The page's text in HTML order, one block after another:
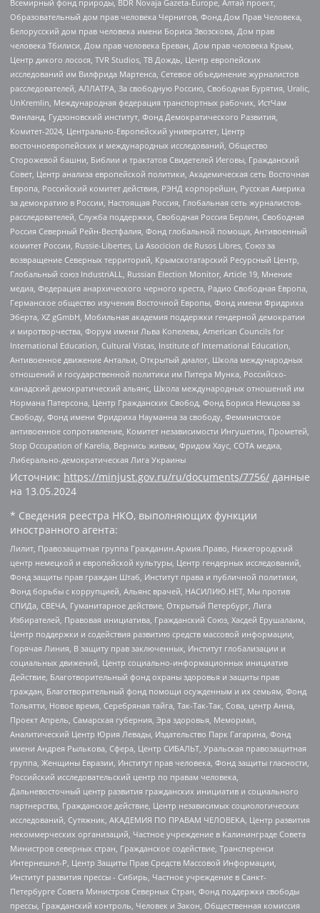
Всемирный фонд природы, BDR Novaja Gazeta-Europe, Алтай проект,
Образовательный дом прав человека Чернигов, Фонд Дом Прав Человека,
Белорусский дом прав человека имени Бориса Звозскова, Дом прав
человека Тбилиси, Дом прав человека Ереван, Дом прав человека Крым,
Центр дикого лосося, TVR Studios, ТВ Дождь, Центр европейских
исследований им Вилфрида Мартенса, Сетевое объединение журналистов
расследователей, АЛЛАТРА, За свободную Россию, Свободная Бурятия, Uralic,
UnKremlin, Международная федерация транспортных рабочих, ИстЧам
Финланд, Гудзоновский институт, Фонд Демократического Развития,
Комитет-2024, Центрально-Европейский университет, Центр
восточноевропейских и международных исследований, Общество
Сторожевой башни, Библии и трактатов Свидетелей Иеговы, Гражданский
Совет, Центр анализа европейской политики, Академическая сеть Восточная
Европа, Российский комитет действия, РЭНД корпорейшн, Русская Америка
за демократию в России, Настоящая Россия, Глобальная сеть журналистов-
расследователей, Служба поддержки, Свободная Россия Берлин, Свободная
Россия Северный Рейн-Вестфалия, Фонд глобальной помощи, Антивоенный
комитет России, Russie-Libertes, La Asocicion de Rusos Libres, Союз за
возвращение Северных территорий, Крымскотатарский Ресурсный Центр,
Глобальный союз IndustriALL, Russian Election Monitor, Article 19, Мнение
медиа, Федерация анархического черного креста, Радио Свободная Европа,
Германское общество изучения Восточной Европы, Фонд имени Фридриха
Эберта, XZ gGmbH, Мобильная академия поддержки гендерной демократии
и миротворчества, Форум имени Льва Копелева, American Councils for
International Education, Cultural Vistas, Institute of International Education,
Антивоенное движение Антальи, Открытый диалог, Школа международных
отношений и государственной политики им Питера Мунка, Российско-
канадский демократический альянс, Школа международных отношений им
Нормана Патерсона, Центр Гражданских Свобод, Фонд Бориса Немцова за
Свободу, Фонд имени Фридриха Науманна за свободу, Феминистское
антивоенное сопротивление, Комитет независимости Ингушетии, Прометей,
Stop Occupation of Karelia, Вернись живым, Фридом Хаус, СОТА медиа,
Либерально-демократическая Лига Украины
Источник: https://minjust.gov.ru/ru/documents/7756/ данные
на 13.05.2024
* Сведения реестра НКО, выполняющих функции
иностранного агента:
Лилит, Правозащитная группа Гражданин.Армия.Право, Нижегородский
центр немецкой и европейской культуры, Центр гендерных исследований,
Фонд защиты прав граждан Штаб, Институт права и публичной политики,
Фонд борьбы с коррупцией, Альянс врачей, НАСИЛИЮ.НЕТ, Мы против
СПИДа, СВЕЧА, Гуманитарное действие, Открытый Петербург, Лига
Избирателей, Правовая инициатива, Гражданский Союз, Хасдей Ерушалаим,
Центр поддержки и содействия развитию средств массовой информации,
Горячая Линия, В защиту прав заключенных, Институт глобализации и
социальных движений, Центр социально-информационных инициатив
Действие, Благотворительный фонд охраны здоровья и защиты прав
граждан, Благотворительный фонд помощи осужденным и их семьям, Фонд
Тольятти, Новое время, Серебряная тайга, Так-Так-Так, Сова, центр Анна,
Проект Апрель, Самарская губерния, Эра здоровья, Мемориал,
Аналитический Центр Юрия Левады, Издательство Парк Гагарина, Фонд
имени Андрея Рылькова, Сфера, Центр СИБАЛЬТ, Уральская правозащитная
группа, Женщины Евразии, Институт прав человека, Фонд защиты гласности,
Российский исследовательский центр по правам человека,
Дальневосточный центр развития гражданских инициатив и социального
партнерства, Гражданское действие, Центр независимых социологических
исследований, Сутяжник, АКАДЕМИЯ ПО ПРАВАМ ЧЕЛОВЕКА, Центр развития
некоммерческих организаций, Частное учреждение в Калининграде Совета
Министров северных стран, Гражданское содействие, Трансперенси
Интернешнл-Р, Центр Защиты Прав Средств Массовой Информации,
Институт развития прессы - Сибирь, Частное учреждение в Санкт-
Петербурге Совета Министров Северных Стран, Фонд поддержки свободы
прессы, Гражданский контроль, Человек и Закон, Общественная комиссия